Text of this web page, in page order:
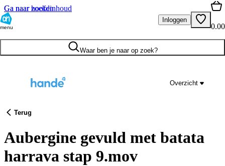
Ga naar hoofdinhoud
Ga naar zoeken
menu
Inloggen
0.00
Waar ben je naar op zoek?
Overzicht
Terug
Aubergine gevuld met batata
harrava stap 9.mov